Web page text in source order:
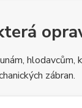
zábran.